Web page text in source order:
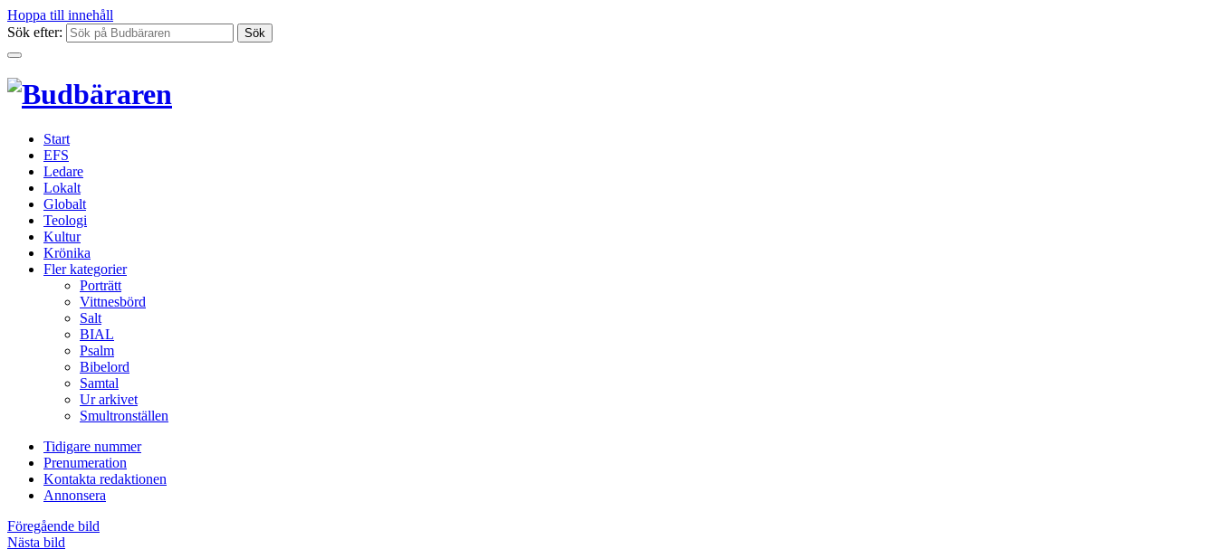
Hoppa till innehåll
Sök efter:
Start
EFS
Ledare
Lokalt
Globalt
Teologi
Kultur
Krönika
Fler kategorier
Porträtt
Vittnesbörd
Salt
BIAL
Psalm
Bibelord
Samtal
Ur arkivet
Smultronställen
Tidigare nummer
Prenumeration
Kontakta redaktionen
Annonsera
Föregående bild
Nästa bild